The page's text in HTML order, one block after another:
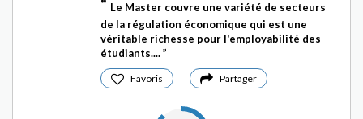
Le Master couvre une variété de secteurs
de la régulation économique qui est une
véritable richesse pour l'employabilité des
étudiants....
Favoris Partager